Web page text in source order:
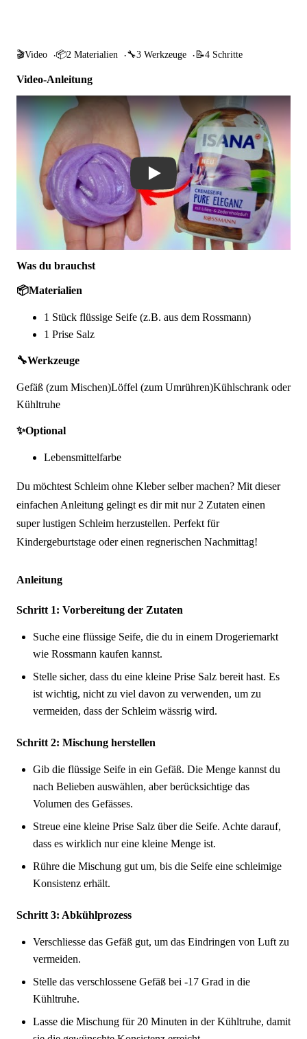
🎬Video 📦2 Materialien 🔧3 Werkzeuge 📝4 Schritte
Video-Anleitung
Schleim selber machen abspielen
Was du brauchst
📦Materialien
1 Stück flüssige Seife (z.B. aus dem Rossmann)
1 Prise Salz
🔧Werkzeuge
Gefäß (zum Mischen)Löffel (zum Umrühren)Kühlschrank oder
Kühltruhe
✨Optional
Lebensmittelfarbe
Du möchtest Schleim ohne Kleber selber machen? Mit dieser
einfachen Anleitung gelingt es dir mit nur 2 Zutaten einen
super lustigen Schleim herzustellen. Perfekt für
Kindergeburtstage oder einen regnerischen Nachmittag!
Anleitung
Schritt 1: Vorbereitung der Zutaten
Suche eine flüssige Seife, die du in einem Drogeriemarkt
wie Rossmann kaufen kannst.
Stelle sicher, dass du eine kleine Prise Salz bereit hast. Es
ist wichtig, nicht zu viel davon zu verwenden, um zu
vermeiden, dass der Schleim wässrig wird.
Schritt 2: Mischung herstellen
Gib die flüssige Seife in ein Gefäß. Die Menge kannst du
nach Belieben auswählen, aber berücksichtige das
Volumen des Gefässes.
Streue eine kleine Prise Salz über die Seife. Achte darauf,
dass es wirklich nur eine kleine Menge ist.
Rühre die Mischung gut um, bis die Seife eine schleimige
Konsistenz erhält.
Schritt 3: Abkühlprozess
Verschliesse das Gefäß gut, um das Eindringen von Luft zu
vermeiden.
Stelle das verschlossene Gefäß bei -17 Grad in die
Kühltruhe.
Lasse die Mischung für 20 Minuten in der Kühltruhe, damit